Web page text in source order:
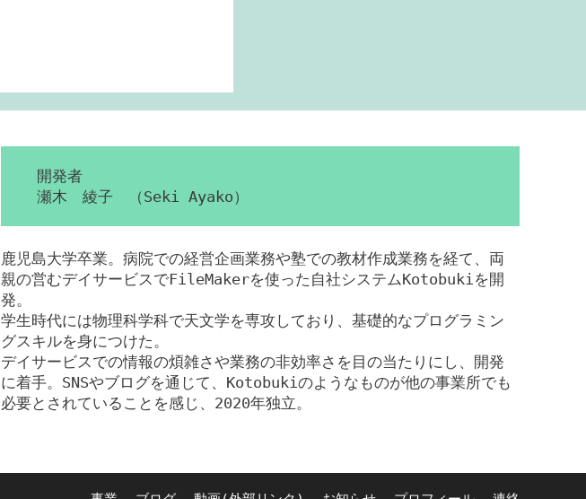
開発者
瀬木 綾子 （Seki Ayako）
鹿児島大学卒業。病院での経営企画業務や塾での教材作成業務を経て、両
親の営むデイサービスでFileMakerを使った自社システムKotobukiを開
発。
学生時代には物理科学科で天文学を専攻しており、基礎的なプログラミン
グスキルを身につけた。
デイサービスでの情報の煩雑さや業務の非効率さを目の当たりにし、開発
に着手。SNSやブログを通じて、Kotobukiのようなものが他の事業所でも
必要とされていることを感じ、2020年独立。